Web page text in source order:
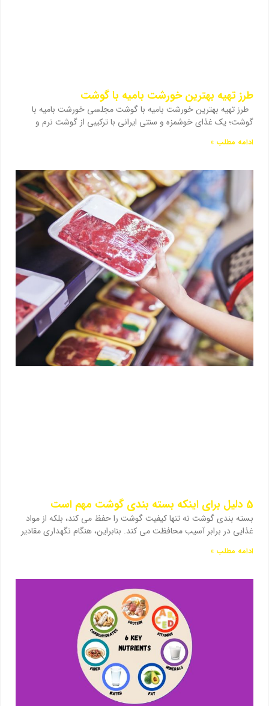
طرز تهیه بهترین خورشت بامیه با گوشت
طرز تهیه بهترین خورشت بامیه با گوشت مجلسی خورشت بامیه با
گوشت؛ یک غذای خوشمزه و سنتی ایرانی با ترکیبی از گوشت نرم و
ادامه مطلب »
5 دلیل برای اینکه بسته بندی گوشت مهم است
بسته بندی گوشت نه تنها کیفیت گوشت را حفظ می کند، بلکه از مواد
غذایی در برابر آسیب محافظت می کند. بنابراین، هنگام نگهداری مقادیر
ادامه مطلب »